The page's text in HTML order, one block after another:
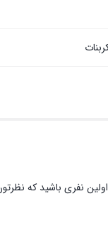
اولین نفری باشید که